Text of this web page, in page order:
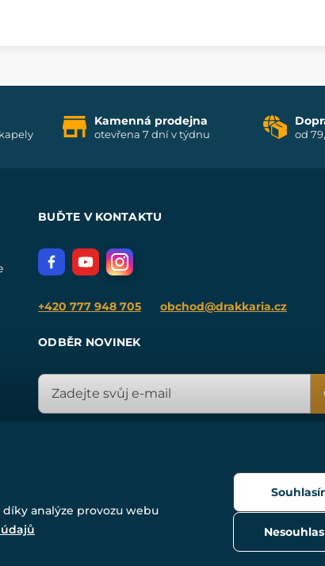
Kamenná prodejna
otevřena 7 dní v týdnu od
BUĎTE V KONTAKTU
+420 777 948 705 obchod@drakkaria.cz
ODBĚR NOVINEK
analýze provozu webu